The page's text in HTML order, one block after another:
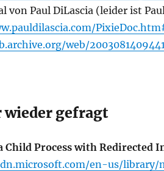
von Paul DiLascia (leider ist
web/
gefragt
Child Process with Redirected
en-us/library/